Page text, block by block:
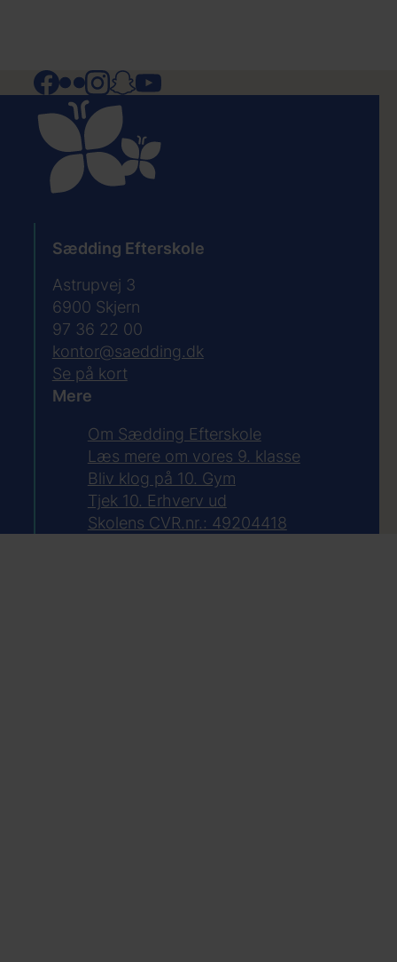
Facebook
FlickrInstagram
Snapchat
Sædding Efterskole
Astrupvej 3
6900 Skjern
97 36 22 00
kontor@saedding.dk
Se på kort
Mere
Om Sædding Efterskole
Læs mere om vores 9. klasse
Bliv klog på 10. Gym
Tjek 10. Erhverv ud
Skolens CVR.nr.: 49204418